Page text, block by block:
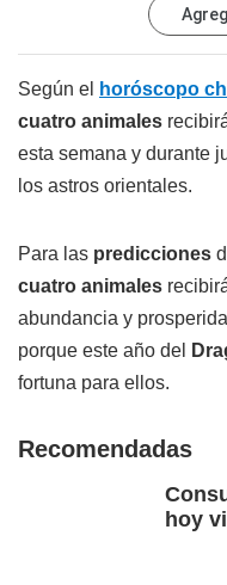
Según el horóscopo
cuatro animales
esta semana y durante
los astros orientales.
Para las predicciones
cuatro animales
abundancia y
porque este año del
fortuna para ellos.
Recomendadas
hoy